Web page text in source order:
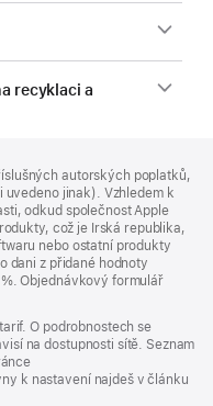
recyklaci a
autorských poplatků,
jinak). Vzhledem k
odkud společnost Apple
což je Irská republika,
nebo ostatní produkty
dani z přidané hodnoty
Objednávkový formulář
O podrobnostech se
na dostupnosti sítě. Seznam
k nastavení najdeš v článku